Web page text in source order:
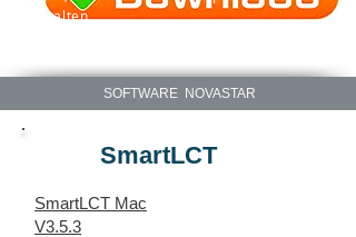
verwalten.
SOFTWARE NOVASTAR
SmartLCT
SmartLCT Mac
V3.5.3